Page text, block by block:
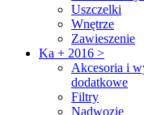
Uszczelki
Wnętrze
Zawieszenie
Ka + 2016 >
Akcesoria i
dodatkowe
Filtry
Nadwozie